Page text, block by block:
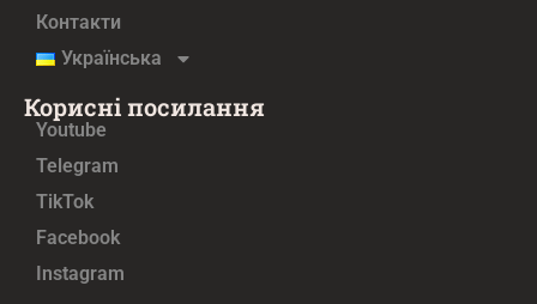
Контакти
Українська
Корисні посилання
Youtube
Telegram
TikTok
Facebook
Instagram